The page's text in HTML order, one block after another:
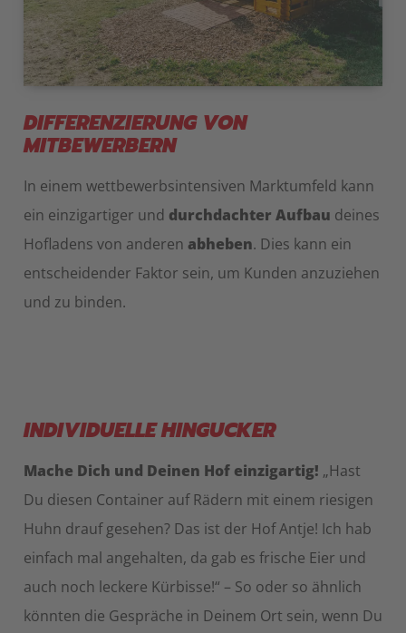
DIFFERENZIERUNG VON
MITBEWERBERN
In einem wettbewerbsintensiven Marktumfeld kann
ein einzigartiger und durchdachter Aufbau deines
Hofladens von anderen abheben. Dies kann ein
entscheidender Faktor sein, um Kunden anzuziehen
und zu binden.
INDIVIDUELLE HINGUCKER
Mache Dich und Deinen Hof einzigartig! „Hast
Du diesen Container auf Rädern mit einem riesigen
Huhn drauf gesehen? Das ist der Hof Antje! Ich hab
einfach mal angehalten, da gab es frische Eier und
auch noch leckere Kürbisse!“ – So oder so ähnlich
könnten die Gespräche in Deinem Ort sein, wenn Du